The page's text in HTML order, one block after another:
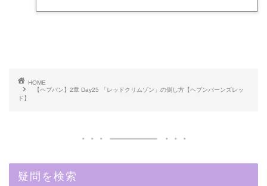
HOME
【ヘブバン】2章 Day25 「レッドクリムゾン」の倒し方【ヘブンバーンズレッ
ド】
疑問を検索